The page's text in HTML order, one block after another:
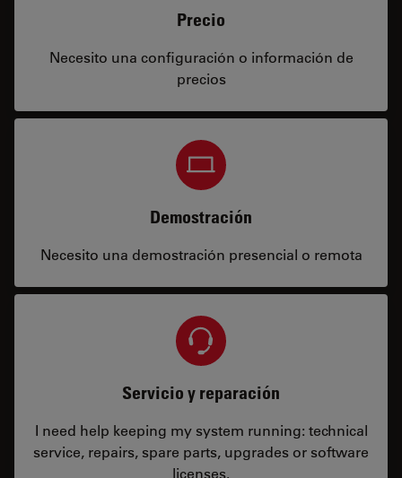
Precio
Necesito una configuración o información de
precios
Demostración
Necesito una demostración presencial o remota
Servicio y reparación
I need help keeping my system running: technical
service, repairs, spare parts, upgrades or software
licenses.